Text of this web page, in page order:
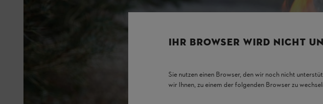
IHR BROWSER WIRD NICHT
Sie nutzen einen Browser, den wir noch nicht
wir Ihnen, zu einem der folgenden Browser zu